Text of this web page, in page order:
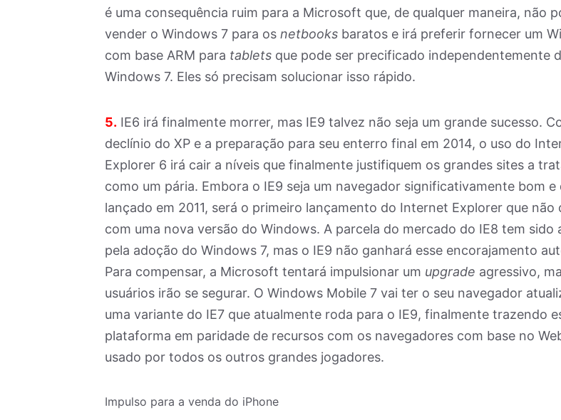
é uma consequência ruim para a Microsoft que, de qualquer maneira, não
vender o Windows 7 para os netbooks baratos e irá preferir fornecer um
com base ARM para tablets que pode ser precificado independentemente
Windows 7. Eles só precisam solucionar isso rápido.
5. IE6 irá finalmente morrer, mas IE9 talvez não seja um grande sucesso.
declínio do XP e a preparação para seu enterro final em 2014, o uso do
Explorer 6 irá cair a níveis que finalmente justifiquem os grandes sites a
como um pária. Embora o IE9 seja um navegador significativamente bom e
lançado em 2011, será o primeiro lançamento do Internet Explorer que não
com uma nova versão do Windows. A parcela do mercado do IE8 tem sido
pela adoção do Windows 7, mas o IE9 não ganhará esse encorajamento
Para compensar, a Microsoft tentará impulsionar um upgrade agressivo,
usuários irão se segurar. O Windows Mobile 7 vai ter o seu navegador
uma variante do IE7 que atualmente roda para o IE9, finalmente trazendo
plataforma em paridade de recursos com os navegadores com base no
usado por todos os outros grandes jogadores.
Impulso para a venda do iPhone